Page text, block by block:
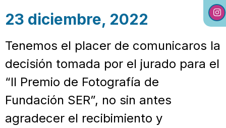
23 diciembre, 2022
Tenemos el placer de comunicaros la
decisión tomada por el jurado para el
“II Premio de Fotografía de
Fundación SER”, no sin antes
agradecer el recibimiento y